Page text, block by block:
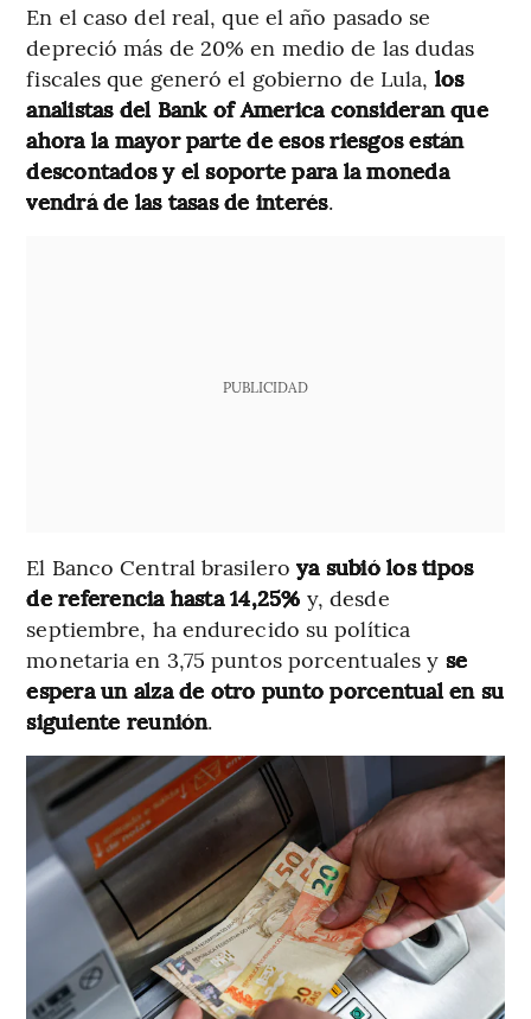
En el caso del real, que el año pasado se
depreció más de 20% en medio de las dudas
fiscales que generó el gobierno de Lula, los
analistas del Bank of America consideran que
ahora la mayor parte de esos riesgos están
descontados y el soporte para la moneda
vendrá de las tasas de interés.
PUBLICIDAD
El Banco Central brasileroya subió los tipos
de referencia hasta 14,25% y, desde
septiembre, ha endurecido su política
monetaria en 3,75 puntos porcentuales y se
espera un alza de otro punto porcentual en su
siguiente reunión.